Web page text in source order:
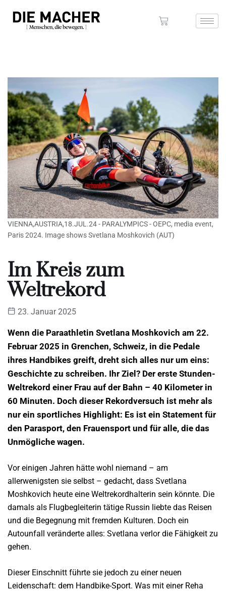
VIENNA,AUSTRIA,18.JUL.24 - PARALYMPICS - OEPC, media event,
Paris 2024. Image shows Svetlana Moshkovich (AUT)
Im Kreis zum
Weltrekord
23. Januar 2025
Wenn die Paraathletin Svetlana Moshkovich am 22.
Februar 2025 in Grenchen, Schweiz, in die Pedale
ihres Handbikes greift, dreht sich alles nur um eins:
Geschichte zu schreiben. Ihr Ziel? Der erste Stunden-
Weltrekord einer Frau auf der Bahn – 40 Kilometer in
60 Minuten. Doch dieser Rekordversuch ist mehr als
nur ein sportliches Highlight: Es ist ein Statement für
den Parasport, den Frauensport und für alle, die das
Unmögliche wagen.
Vor einigen Jahren hätte wohl niemand – am
allerwenigsten sie selbst – gedacht, dass Svetlana
Moshkovich heute eine Weltrekordhalterin sein könnte. Die
damals als Flugbegleiterin tätige Russin liebte das Reisen
und die Begegnung mit fremden Kulturen. Doch ein
Autounfall veränderte alles: Svetlana verlor die Fähigkeit zu
gehen.
Dieser Einschnitt führte sie jedoch zu einer neuen
Leidenschaft: dem Handbike-Sport. Was mit einer Reha